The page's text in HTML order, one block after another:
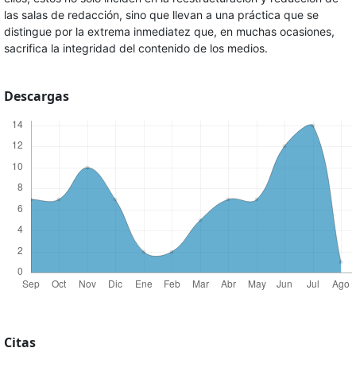
las salas de redacción, sino que llevan a una práctica que se
distingue por la extrema inmediatez que, en muchas ocasiones,
sacrifica la integridad del contenido de los medios.
Descargas
Citas